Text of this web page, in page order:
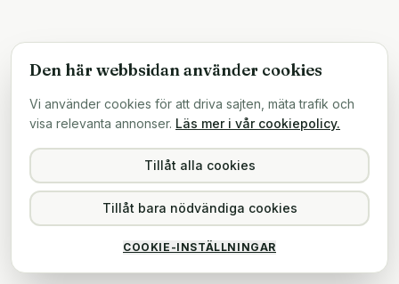
Den här webbsidan använder cookies
Vi använder cookies för att driva sajten, mäta trafik och
visa relevanta annonser. Läs mer i vår cookiepolicy.
Tillåt alla cookies
Tillåt bara nödvändiga cookies
COOKIE-INSTÄLLNINGAR